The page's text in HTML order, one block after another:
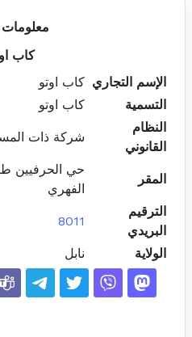
كاب
الإسم التجاري كاب اوتو
التسمية
كاب اوتو
النظام
القانوني
شركة ذات
المقر
حي الحرفيين
الفهري
الترقيم
البريدي
8011
الولاية نابل